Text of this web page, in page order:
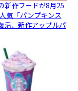
新作フードが8月25
気「パンプキンス
活、新作アップルパ